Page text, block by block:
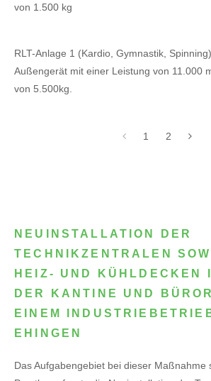
von 1.500 kg
RLT-Anlage 1 (Kardio, Gymnastik,
Außengerät mit einer Leistung von 11.000
von 5.500kg.
1 2
NEUINSTALLATION DER
TECHNIKZENTRALEN
HEIZ- UND KÜHLDECKEN
DER KANTINE UND
EINEM
EHINGEN
Das Aufgabengebiet bei dieser Maßnahme